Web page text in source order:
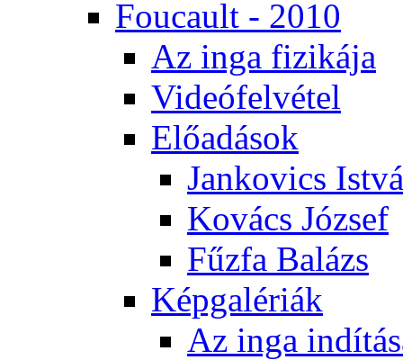
Fo­u­ca­ult - 2010
Az in­ga fi­zi­ká­ja
Vi­de­ó­fel­vé­tel
Elő­adá­sok
Jan­ko­vics
Ko­vács Jó­zsef
Fűz­fa Ba­lázs
Kép­ga­lé­ri­ák
Az in­ga